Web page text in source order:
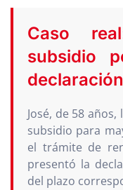
Caso
subsidio
José, de 58
subsidio para
el trámite de
presentó la
del plazo